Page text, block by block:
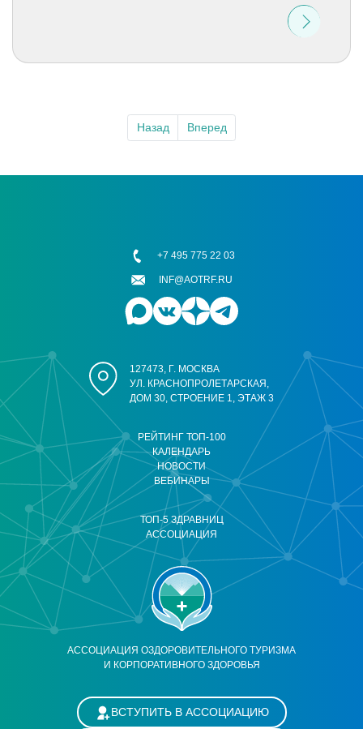
Назад Вперед
АССОЦИАЦИЯ ОЗДОРОВИТЕЛЬНОГО ТУРИЗМА
И КОРПОРАТИВНОГО ЗДОРОВЬЯ
РЕЙТИНГ ТОП-100
КАЛЕНДАРЬ
НОВОСТИ
ВЕБИНАРЫ
ТОП-5 ЗДРАВНИЦ
АССОЦИАЦИЯ
127473, Г. МОСКВА
УЛ. КРАСНОПРОЛЕТАРСКАЯ,
ДОМ 30, СТРОЕНИЕ 1, ЭТАЖ 3
+7 495 775 22 03
INF@AOTRF.RU
ВСТУПИТЬ В АССОЦИАЦИЮ